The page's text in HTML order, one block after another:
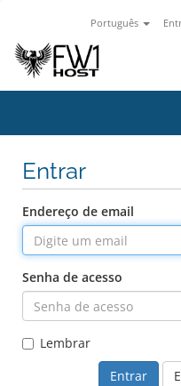
Português
Entrar
Endereço de email
Senha de acesso
Lembrar